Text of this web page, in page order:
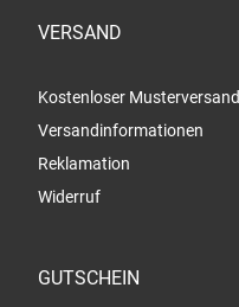
VERSAND
Kostenloser Musterversand
Versandinformationen
Reklamation
Widerruf
GUTSCHEIN